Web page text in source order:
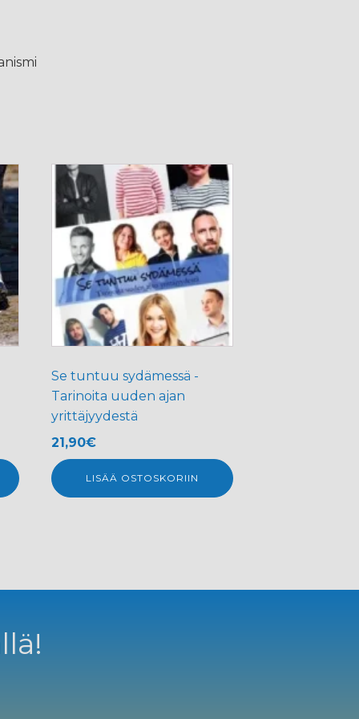
Se tuntuu sydämessä -
Tarinoita uuden ajan
yrittäjyydestä
21,90€
LISÄÄ OSTOSKORIIN